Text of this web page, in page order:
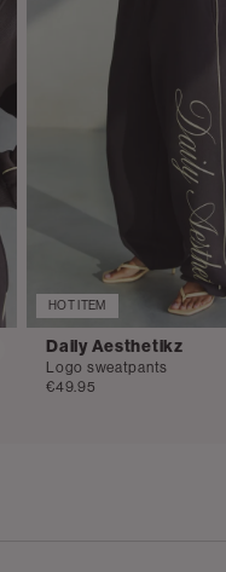
HOT ITEM
Daily Aesthetikz
Logo sweatpants
€49.95